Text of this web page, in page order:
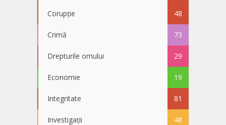
Corupție 48
Crimă 73
Drepturile omului 29
Economie 19
Integritate 81
Investigații 48